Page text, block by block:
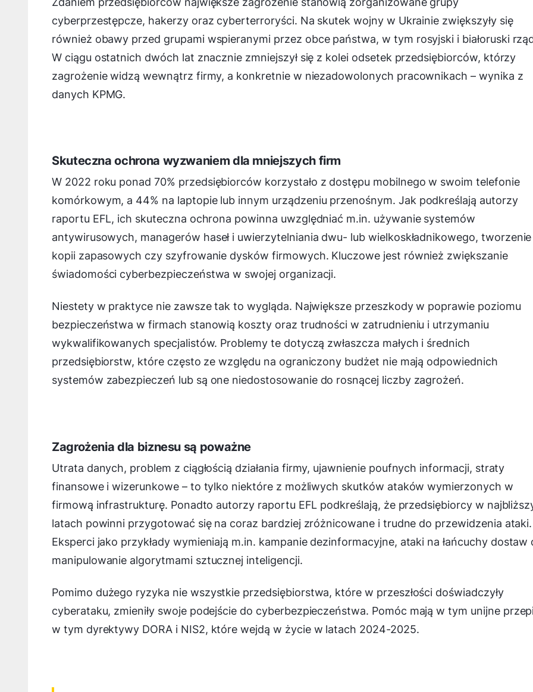
cyberprzestępcze, hakerzy oraz cyberterroryści. Na skutek wojny w Ukrainie zwiększyły się
również obawy przed grupami wspieranymi przez obce państwa, w tym rosyjski i białoruski
W ciągu ostatnich dwóch lat znacznie zmniejszył się z kolei odsetek przedsiębiorców, którzy
zagrożenie widzą wewnątrz firmy, a konkretnie w niezadowolonych pracownikach – wynika z
danych KPMG.
Skuteczna ochrona wyzwaniem dla mniejszych firm
W 2022 roku ponad 70% przedsiębiorców korzystało z dostępu mobilnego w swoim telefonie
komórkowym, a 44% na laptopie lub innym urządzeniu przenośnym. Jak podkreślają autorzy
raportu EFL, ich skuteczna ochrona powinna uwzględniać m.in. używanie systemów
antywirusowych, managerów haseł i uwierzytelniania dwu- lub wielkoskładnikowego, tworzenie
kopii zapasowych czy szyfrowanie dysków firmowych. Kluczowe jest również zwiększanie
świadomości cyberbezpieczeństwa w swojej organizacji.
Niestety w praktyce nie zawsze tak to wygląda. Największe przeszkody w poprawie poziomu
bezpieczeństwa w firmach stanowią koszty oraz trudności w zatrudnieniu i utrzymaniu
wykwalifikowanych specjalistów. Problemy te dotyczą zwłaszcza małych i średnich
przedsiębiorstw, które często ze względu na ograniczony budżet nie mają odpowiednich
systemów zabezpieczeń lub są one niedostosowanie do rosnącej liczby zagrożeń.
Zagrożenia dla biznesu są poważne
Utrata danych, problem z ciągłością działania firmy, ujawnienie poufnych informacji, straty
finansowe i wizerunkowe – to tylko niektóre z możliwych skutków ataków wymierzonych w
firmową infrastrukturę. Ponadto autorzy raportu EFL podkreślają, że przedsiębiorcy w
latach powinni przygotować się na coraz bardziej zróżnicowane i trudne do przewidzenia ataki.
Eksperci jako przykłady wymieniają m.in. kampanie dezinformacyjne, ataki na łańcuchy dostaw
manipulowanie algorytmami sztucznej inteligencji.
Pomimo dużego ryzyka nie wszystkie przedsiębiorstwa, które w przeszłości doświadczyły
cyberataku, zmieniły swoje podejście do cyberbezpieczeństwa. Pomóc mają w tym unijne
w tym dyrektywy DORA i NIS2, które wejdą w życie w latach 2024-2025.